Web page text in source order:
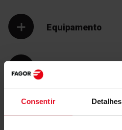
Consentir Detalhes
Equipamento